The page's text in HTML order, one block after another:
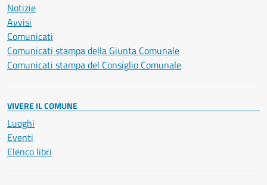
Notizie
Avvisi
Comunicati
Comunicati stampa della Giunta Comunale
Comunicati stampa del Consiglio Comunale
VIVERE IL COMUNE
Luoghi
Eventi
Elenco libri